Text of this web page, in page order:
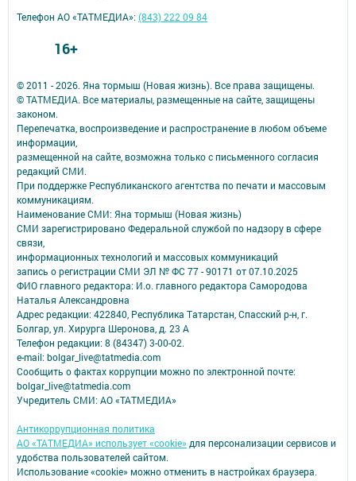
© 2011 - 2026. Яна тормыш (Новая жизнь). Все права защищены.
© ТАТМЕДИА. Все материалы, размещенные на сайте, защищены
законом.
Перепечатка, воспроизведение и распространение в любом объеме
информации,
размещенной на сайте, возможна только с письменного согласия
редакций СМИ.
При поддержке Республиканского агентства по печати и массовым
коммуникациям.
Наименование СМИ: Яна тормыш (Новая жизнь)
СМИ зарегистрировано Федеральной службой по надзору в сфере
связи,
информационных технологий и массовых коммуникаций
запись о регистрации СМИ ЭЛ № ФС 77 - 90171 от 07.10.2025
ФИО главного редактора: И.о. главного редактора Самородова
Наталья Александровна
Адрес редакции: 422840, Республика Татарстан, Спасский р-н, г.
Болгар, ул. Хирурга Шеронова, д. 23 А
Телефон редакции: 8 (84347) 3-00-02.
e-mail: bolgar_live@tatmedia.com
Сообщить о фактах коррупции можно по электронной почте:
bolgar_live@tatmedia.com
Учредитель СМИ: АО «ТАТМЕДИА»
Антикоррупционная политика
АО «ТАТМЕДИА» использует «cookie»для персонализации сервисов и
удобства пользователей сайтом.
Использование «cookie» можно отменить в настройках браузера.
Телефон АО «ТАТМЕДИА»:(843) 222 09 84
16+